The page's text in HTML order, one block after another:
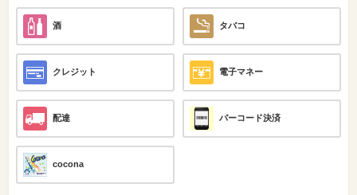
酒 タバコ
クレジット 電子マネー
配達 バーコード決済
cocona